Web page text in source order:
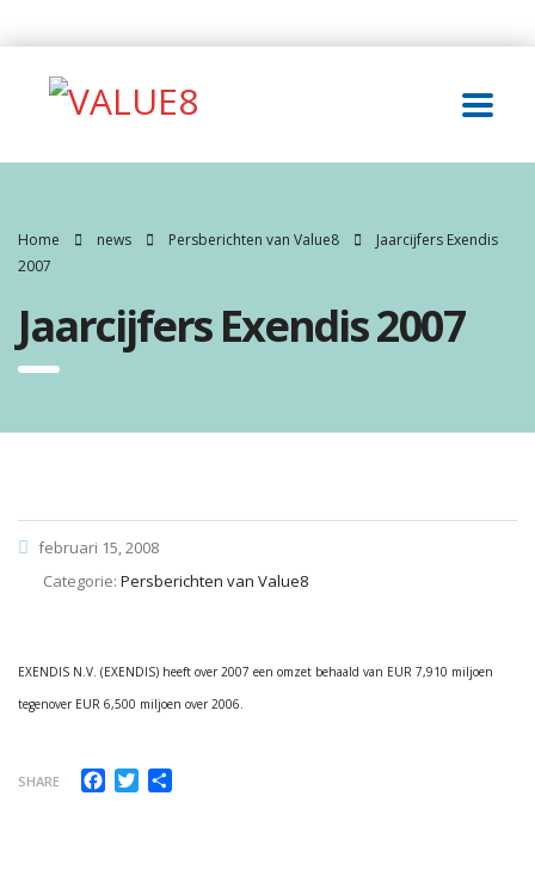
Home news Persberichten van Value8
Jaarcijfers Exendis
2007
Jaarcijfers Exendis 2007
februari 15, 2008
Categorie: Persberichten van Value8
EXENDIS N.V. (EXENDIS) heeft over 2007 een omzet behaald van EUR 7,910 miljoen
tegenover EUR 6,500 miljoen over 2006.
SHARE Facebook
Twitter